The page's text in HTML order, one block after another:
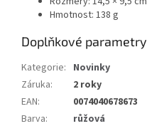
Hmotnost: 138 g
Doplňkové parametry
Kategorie: Novinky
Záruka:
2 roky
EAN:
0074040678673
Barva: růžová